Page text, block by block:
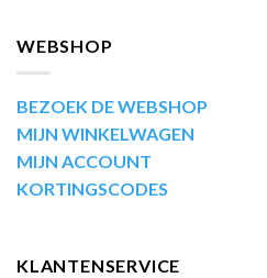
WEBSHOP
BEZOEK DE WEBSHOP
MIJN WINKELWAGEN
MIJN ACCOUNT
KORTINGSCODES
KLANTENSERVICE